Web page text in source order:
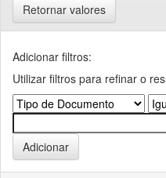
Retornar valores
Adicionar filtros:
Utilizar filtros para refinar o